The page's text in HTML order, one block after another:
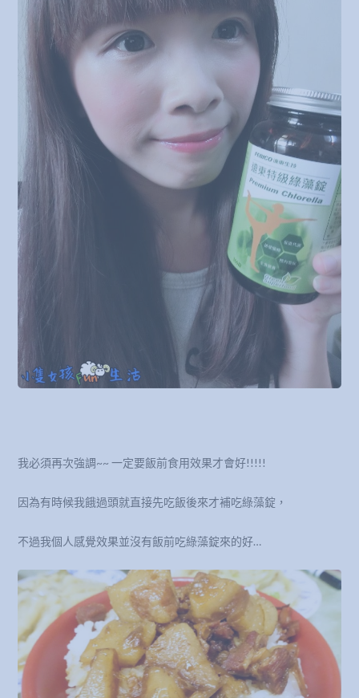
我必須再次強調~~ 一定要飯前食用效果才會好!!!!!
因為有時候我餓過頭就直接先吃飯後來才補吃綠藻錠，
不過我個人感覺效果並沒有飯前吃綠藻錠來的好…